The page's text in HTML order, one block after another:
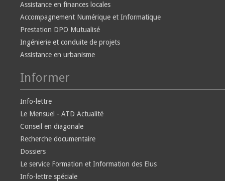
Assistance en finances locales
Accompagnement Numérique et Informatique
Prestation DPO Mutualisé
Ingénierie et conduite de projets
Assistance en urbanisme
Informer
Info-lettre
Le Mensuel - ATD Actualité
Conseil en diagonale
Recherche documentaire
Dossiers
Le service Formation et Information des Elus
Info-lettre spéciale